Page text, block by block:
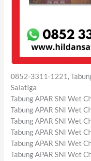
0852-3311-1221,
Salatiga
Tabung APAR SNI Wet
Tabung APAR SNI Wet
Tabung APAR SNI Wet
Tabung APAR SNI Wet
Tabung APAR SNI Wet
Tabung APAR SNI Wet